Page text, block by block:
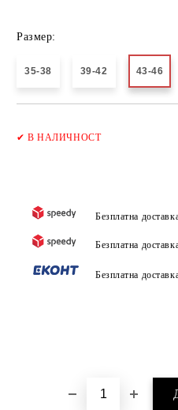
Размер:
35-38 39-42 43-46
✔В НАЛИЧНОСТ
Безплатна
Безплатна
Безплатна